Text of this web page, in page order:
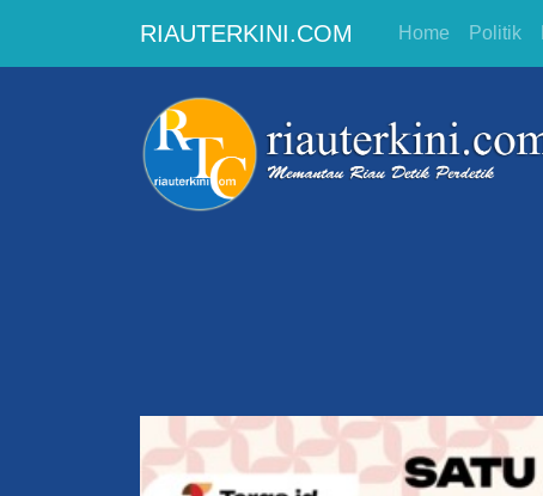
RIAUTERKINI.COM Home Politik